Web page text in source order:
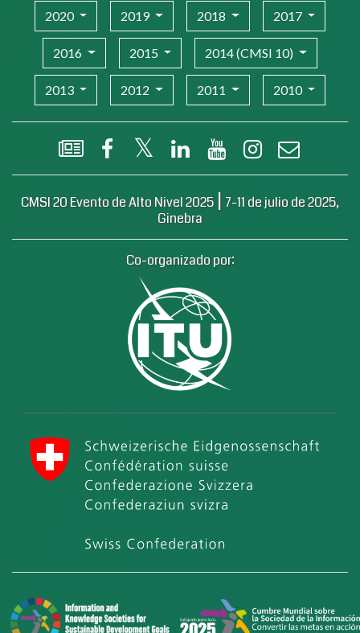
2020 2019 2018 2017
2016 2015 2014 (CMSI 10)
2013 2012 2011 2010
Boletín informativo de la CMSI en formato Flash
FacebookX (Twitter)LinkedIn YouTube Instagram
CMSI 20 Evento de Alto Nivel 2025 | 7-11 de julio de 2025,
Ginebra
Co-organizado por: